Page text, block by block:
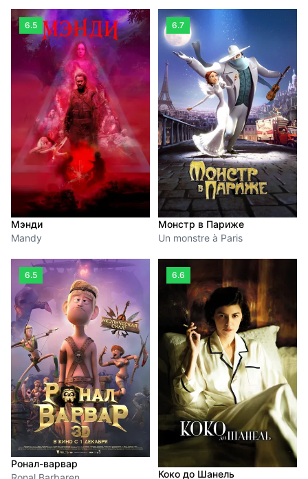
6.5
Мэнди
Mandy
6.7
Монстр в Париже
Un monstre à Paris
6.5
Ронал-варвар
6.6
Коко до Шанель